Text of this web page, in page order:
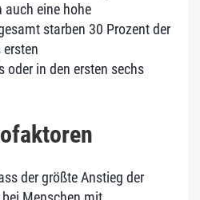
auch eine hohe
starben 30 Prozent der
in den ersten sechs
der größte Anstieg der